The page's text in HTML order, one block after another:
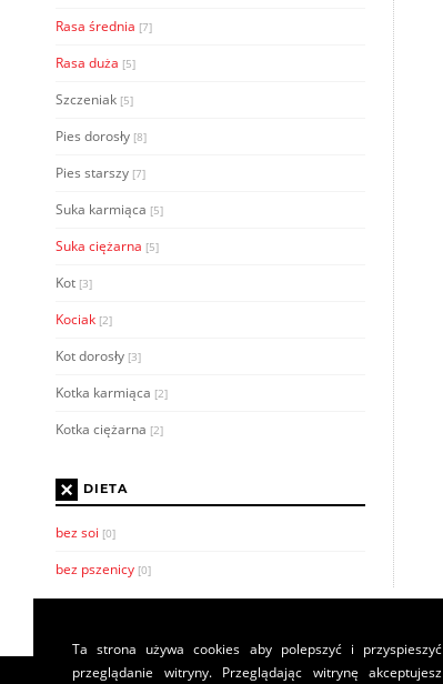
Rasa średnia [7]
Rasa duża [5]
Szczeniak [5]
Pies dorosły [8]
Pies starszy [7]
Suka karmiąca [5]
Suka ciężarna [5]
Kot [3]
Kociak [2]
Kot dorosły [3]
Kotka karmiąca [2]
Kotka ciężarna [2]
× DIETA
bez soi [0]
bez pszenicy [0]
Ta strona używa cookies aby polepszyć i przyspieszyć
przeglądanie witryny. Przeglądając witrynę akceptujesz